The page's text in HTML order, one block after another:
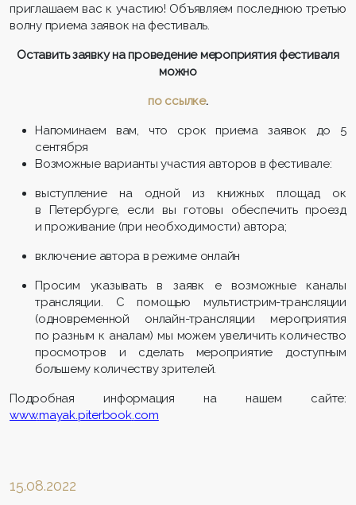
приглашаем вас к участию! Объявляем последнюю третью
волну приема заявок на фестиваль.
Оставить заявку на проведение мероприятия фестиваля
можно
по ссылке.
Напоминаем вам, что срок приема заявок до 5
сентября
Возможные варианты участия авторов в фестивале:
выступление на одной из книжных площад ок
в Петербурге, если вы готовы обеспечить проезд
и проживание (при необходимости) автора;
включение автора в режиме онлайн
Просим указывать в заявк е возможные каналы
трансляции. С помощью мультистрим-трансляции
(одновременной онлайн-трансляции мероприятия
по разным к аналам) мы можем увеличить количество
просмотров и сделать мероприятие доступным
большему количеству зрителей.
Подробная информация на нашем сайте:
www.mayak.piterbook.com
15.08.2022